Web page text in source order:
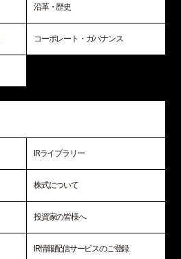
沿革・歴史
コーポレート・ガバナンス
IRライブラリー
株式について
投資家の皆様へ
IR情報配信サービスのご登録